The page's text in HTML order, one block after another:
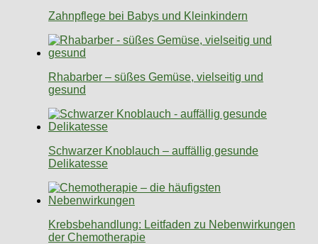
Zahnpflege bei Babys und Kleinkindern
Rhabarber – süßes Gemüse, vielseitig und
gesund
Schwarzer Knoblauch – auffällig gesunde
Delikatesse
Krebsbehandlung: Leitfaden zu Nebenwirkungen
der Chemotherapie